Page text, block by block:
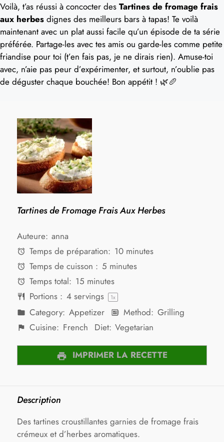
Voilà, t’as réussi à concocter des Tartines de fromage frais
aux herbes dignes des meilleurs bars à tapas! Te voilà
maintenant avec un plat aussi facile qu’un épisode de ta série
préférée. Partage-les avec tes amis ou garde-les comme petite
friandise pour toi (t’en fais pas, je ne dirais rien). Amuse-toi
avec, n’aie pas peur d’expérimenter, et surtout, n’oublie pas
de déguster chaque bouchée! Bon appétit ! 🌿🥖
Tartines de Fromage Frais Aux Herbes
Auteure: anna
Temps de préparation: 10 minutes
Temps de cuisson : 5 minutes
Temps total: 15 minutes
Portions : 4servings 1x
Category: Appetizer Method: Grilling
Cuisine: French Diet: Vegetarian
IMPRIMER LA RECETTE
Description
Des tartines croustillantes garnies de fromage frais
crémeux et d’herbes aromatiques.